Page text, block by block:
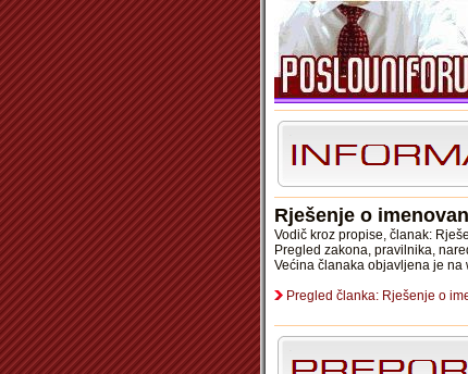
Rješenje o
Vodič kroz propise, članak:
Pregled zakona, pravilnika,
Većina članaka objavljena je na
Pregled članka: Rješenje o